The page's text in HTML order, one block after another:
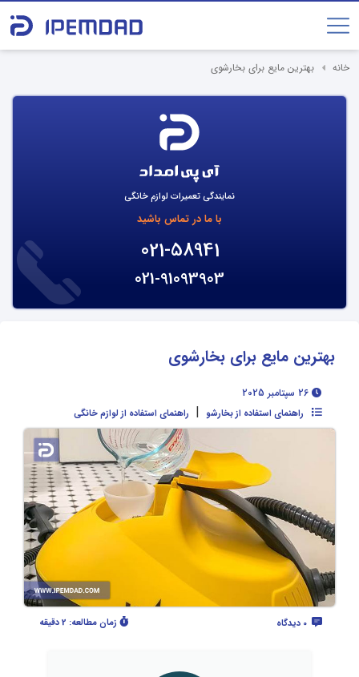
خانه بهترین مایع برای بخارشوی
نمایندگی تعمیرات لوازم خانگی
با ما در تماس باشید
021-58941
021-91093903
بهترین مایع برای بخارشوی
راهنمای استفاده از بخارشو | راهنمای استفاده از لوازم خانگی
زمان مطالعه: 2 دقیقه